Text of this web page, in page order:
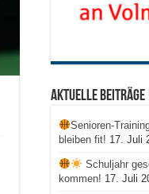
Aktuelle Beiträge
Senioren-
bleiben fit! 17. Juli
Schuljahr
kommen! 17. Juli